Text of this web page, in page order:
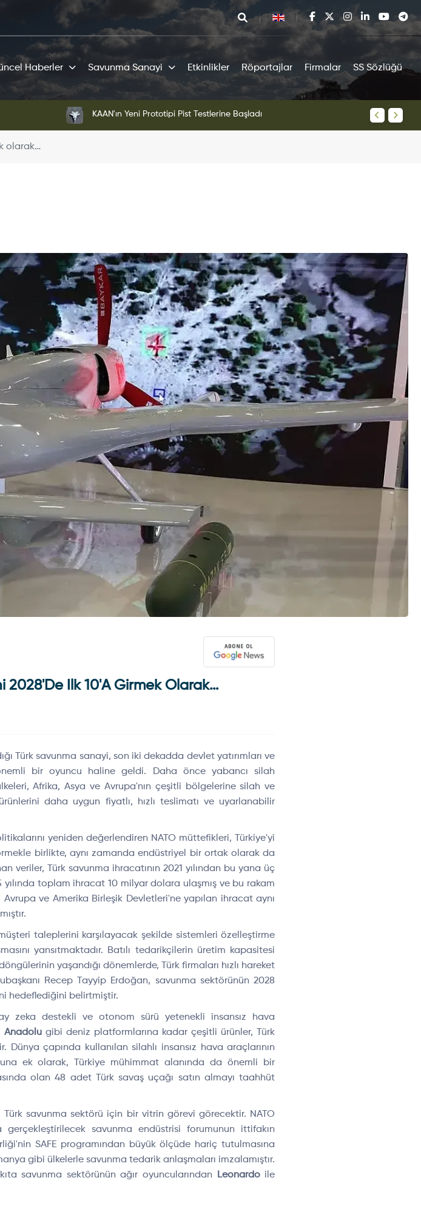
Haberler Savunma Sanayi Etkinlikler Röportajlar Firmalar SS Sözlüğü
KAAN'ın Yeni Prototipi Pist Testlerine Başladı KAAN
olarak…
2028'de Ilk 10'a Girmek Olarak…
Türk savunma sanayi, son iki dekadda devlet yatırımları ve
bir oyuncu haline geldi. Daha önce yabancı silah
Afrika, Asya ve Avrupa'nın çeşitli bölgelerine silah ve
daha uygun fiyatlı, hızlı teslimatı ve uyarlanabilir
yeniden değerlendiren NATO müttefikleri, Türkiye'yi
birlikte, aynı zamanda endüstriyel bir ortak olarak da
veriler, Türk savunma ihracatının 2021 yılından bu yana üç
toplam ihracat 10 milyar dolara ulaşmış ve bu rakam
ve Amerika Birleşik Devletleri'ne yapılan ihracat aynı
taleplerini karşılayacak şekilde sistemleri özelleştirme
yansıtmaktadır. Batılı tedarikçilerin üretim kapasitesi
yaşandığı dönemlerde, Türk firmaları hızlı hareket
Recep Tayyip Erdoğan, savunma sektörünün 2028
hedeflediğini belirtmiştir.
zeka destekli ve otonom sürü yetenekli insansız hava
Anadolugibi deniz platformlarına kadar çeşitli ürünler, Türk
çapında kullanılan silahlı insansız hava araçlarının
ek olarak, Türkiye mühimmat alanında da önemli bir
olan 48 adet Türk savaş uçağı satın almayı taahhüt
Türk savunma sektörü için bir vitrin görevi görecektir. NATO
savunma endüstrisi forumunun ittifakın
SAFE programından büyük ölçüde hariç tutulmasına
gibi ülkelerle savunma tedarik anlaşmaları imzalamıştır.
savunma sektörünün ağır oyuncularından Leonardoile